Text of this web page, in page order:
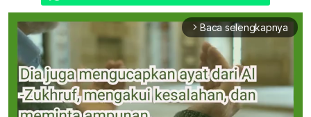
arrow_forward_ios Baca selengkapnya